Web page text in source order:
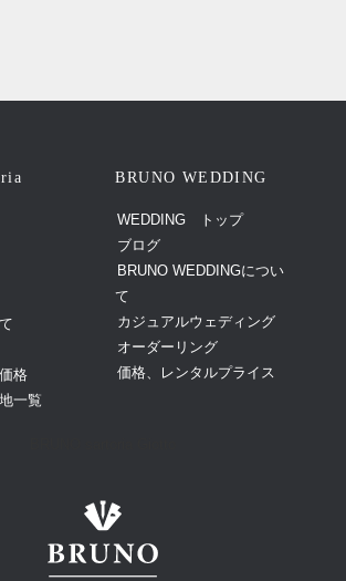
格
一覧
BRUNO WEDDING
WEDDING トップ
ブログ
BRUNO WEDDINGについ
て
カジュアルウェディング
オーダーリング
価格、レンタルプライス